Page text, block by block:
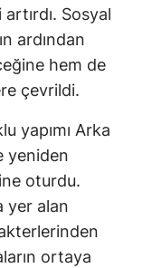
Sosyal
ardından
hem de
çevrildi.
yapımı Arka
yeniden
oturdu.
yer alan
ortaya